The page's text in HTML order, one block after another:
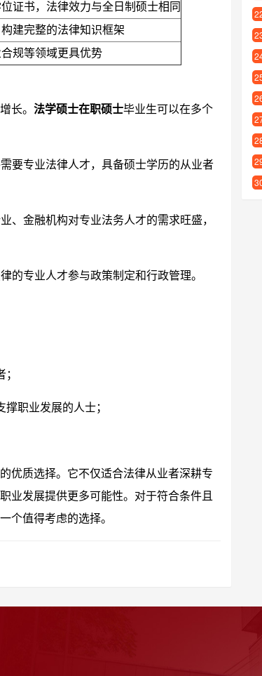
证书，法律效力与全日制硕士相同
建完整的法律知识框架
规等领域更具优势
长。 法学硕士在职硕士毕业生可以在多个
要专业法律人才，具备硕士学历的从业者
、金融机构对专业法务人才的需求旺盛，
的专业人才参与政策制定和行政管理。
职业发展的人士；
优质选择。它不仅适合法律从业者深耕专
业发展提供更多可能性。对于符合条件且
个值得考虑的选择。